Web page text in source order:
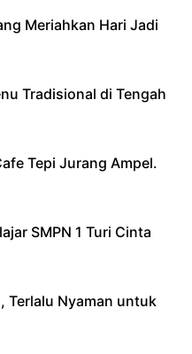
Meriahkan Hari Jadi
Tradisional di Tengah
Tepi Jurang Ampel.
SMPN 1 Turi Cinta
Terlalu Nyaman untuk